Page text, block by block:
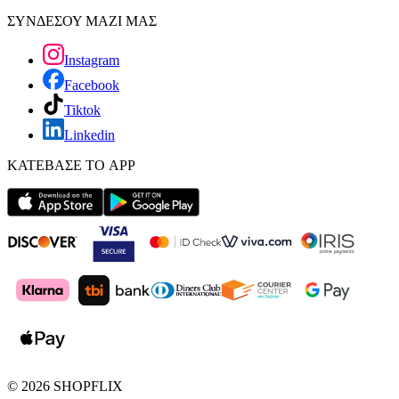
ΣΥΝΔΕΣΟΥ ΜΑΖΙ ΜΑΣ
Instagram
Facebook
Tiktok
Linkedin
ΚΑΤΕΒΑΣΕ ΤΟ APP
© 2026 SHOPFLIX